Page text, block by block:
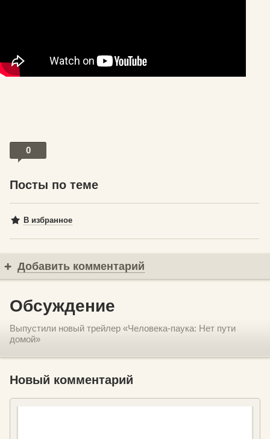
0
Посты по теме
В избранное
Добавить комментарий
Обсуждение
Выпустили новый трейлер «Человека-паука: Нет пути
домой»
Новый комментарий